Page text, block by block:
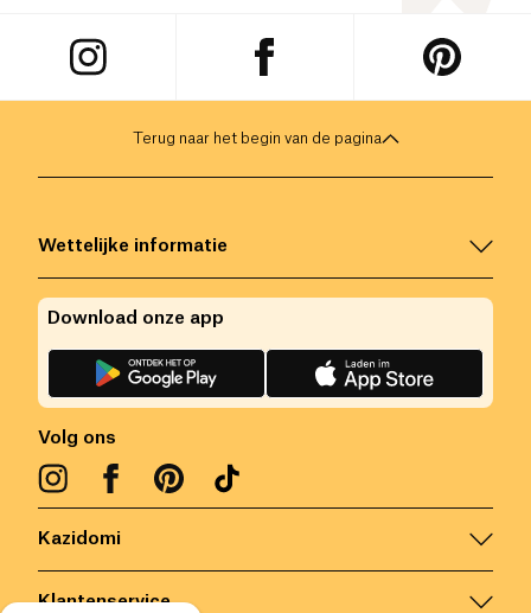
Terug naar het begin van de pagina
Kazidomi
Klantenservice
Wettelijke informatie
Volg ons
Download onze app